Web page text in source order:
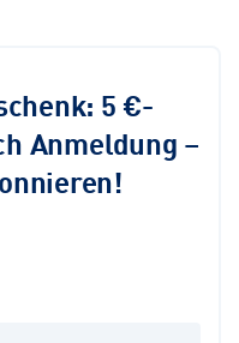
5 €-
Anmeldung –